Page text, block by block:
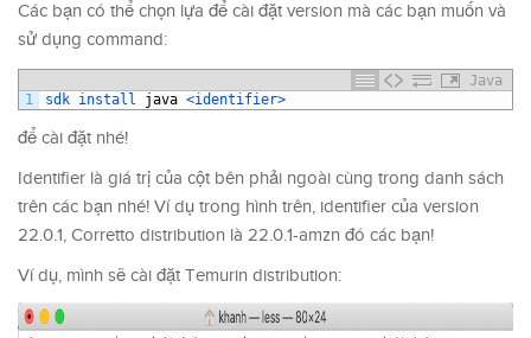
Các bạn có thể chọn lựa để cài đặt version mà các bạn muốn và
sử dụng command:
Java
1
sdk install java <identifier>
để cài đặt nhé!
Identifier là giá trị của cột bên phải ngoài cùng trong danh sách
trên các bạn nhé! Ví dụ trong hình trên, identifier của version
22.0.1, Corretto distribution là 22.0.1-amzn đó các bạn!
Ví dụ, mình sẽ cài đặt Temurin distribution: